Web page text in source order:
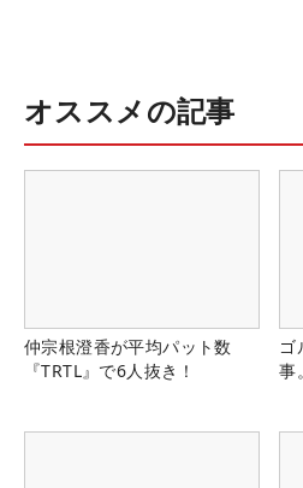
オススメの記事
仲宗根澄香が平均パット数
『TRTL』で6人抜き！
ゴ
事